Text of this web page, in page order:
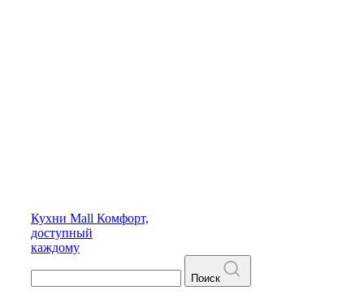
Кухни Mall Комфорт,
доступный
каждому
Поиск